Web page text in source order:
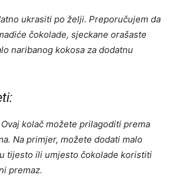
ukrasiti po želji. Preporučujem da
čokolade, sjeckane orašaste
naribanog kokosa za dodatnu
Ovaj kolač možete prilagoditi prema
Na primjer, možete dodati malo
tijesto ili umjesto čokolade koristiti
premaz.